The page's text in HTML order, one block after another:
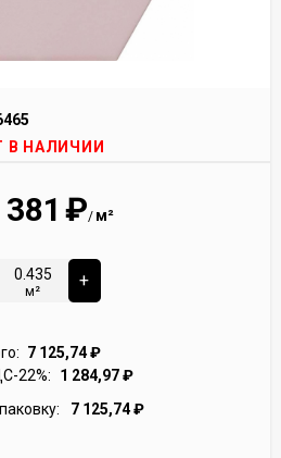
В НАЛИЧИИ
₽/ м²
м²
+
7 125,74₽
22%:
1 284,97₽
7 125,74₽